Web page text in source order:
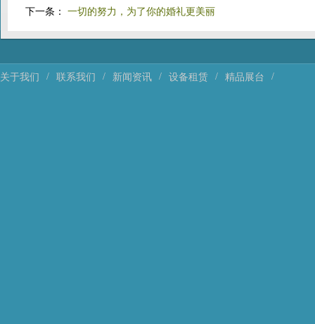
下一条： 一切的努力，为了你的婚礼更美丽
关于我们 / 联系我们 / 新闻资讯 / 设备租赁 / 精品展台 /